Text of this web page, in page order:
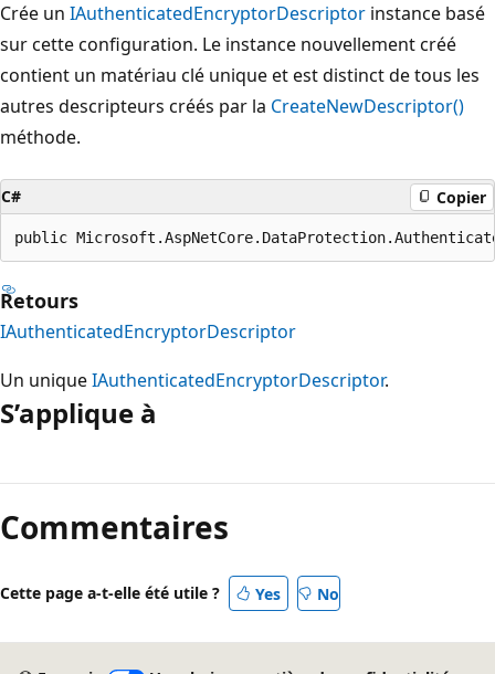
Crée un IAuthenticatedEncryptorDescriptor instance basé
sur cette configuration. Le instance nouvellement créé
contient un matériau clé unique et est distinct de tous les
autres descripteurs créés par la CreateNewDescriptor()
méthode.
C# Copier
public
Retours
IAuthenticatedEncryptorDescriptor
Un uniqueIAuthenticatedEncryptorDescriptor.
S’applique à
Commentaires
Cette page a-t-elle été utile ? Yes No